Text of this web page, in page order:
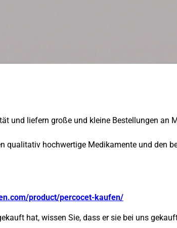
und liefern große und kleine Bestellungen an
qualitativ hochwertige Medikamente und den
product/percocet-kaufen/
hat, wissen Sie, dass er sie bei uns